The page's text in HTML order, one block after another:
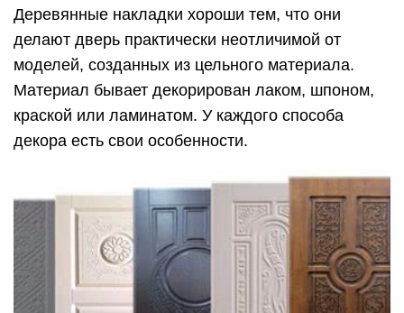
Деревянные накладки хороши тем, что они
делают дверь практически неотличимой от
моделей, созданных из цельного материала.
Материал бывает декорирован лаком, шпоном,
краской или ламинатом. У каждого способа
декора есть свои особенности.